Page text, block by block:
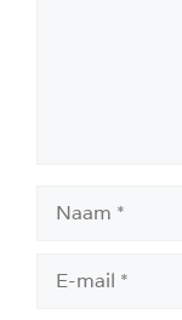
mail